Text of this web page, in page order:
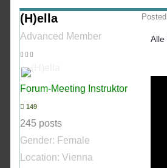
(H)ella
Advanced Member
Forum-Meeting Instruktor
149
245 posts
Gender: Female
Location: Vienna
Posted
Alle